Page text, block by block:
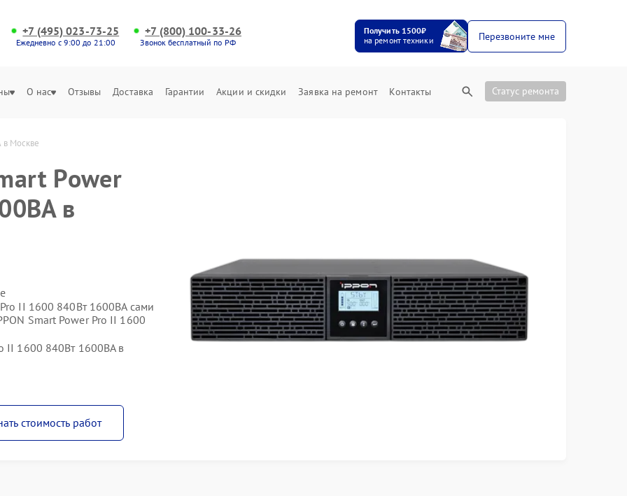
+7 (495) 023-73-25
Ежедневно с 9:00 до 21:00
+7 (800) 100-33-26
Звонок бесплатный по РФ
Получить 1500₽
на ремонт техники
Перезвоните мне
О нас Отзывы Доставка Гарантии Акции и скидки Заявка на ремонт Контакты Статус ремонта
в Москве
Power
в
II 1600 840Вт 1600ВА сами
Smart Power Pro II 1600
II 1600 840Вт 1600ВА в
стоимость работ